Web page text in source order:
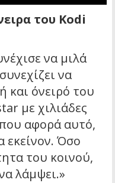
του Kodi
να μιλά
να
και όνειρό του
με χιλιάδες
αφορά αυτό,
εκείνον. Όσο
του κοινού,
λάμψει.»